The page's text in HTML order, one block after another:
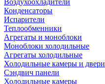
Воздухоохладители
Конденсаторы
Испарители
Теплообменники
Агрегаты и моноблоки
Моноблоки холодильные
Агрегаты холодильные
Холодильные камеры и двери
Сэндвич панели
Холодильные камеры